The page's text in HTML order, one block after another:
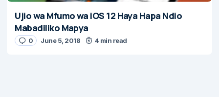
Ujio wa Mfumo wa iOS 12 Haya Hapa Ndio
Mabadiliko Mapya
0 June 5, 2018 4 min read